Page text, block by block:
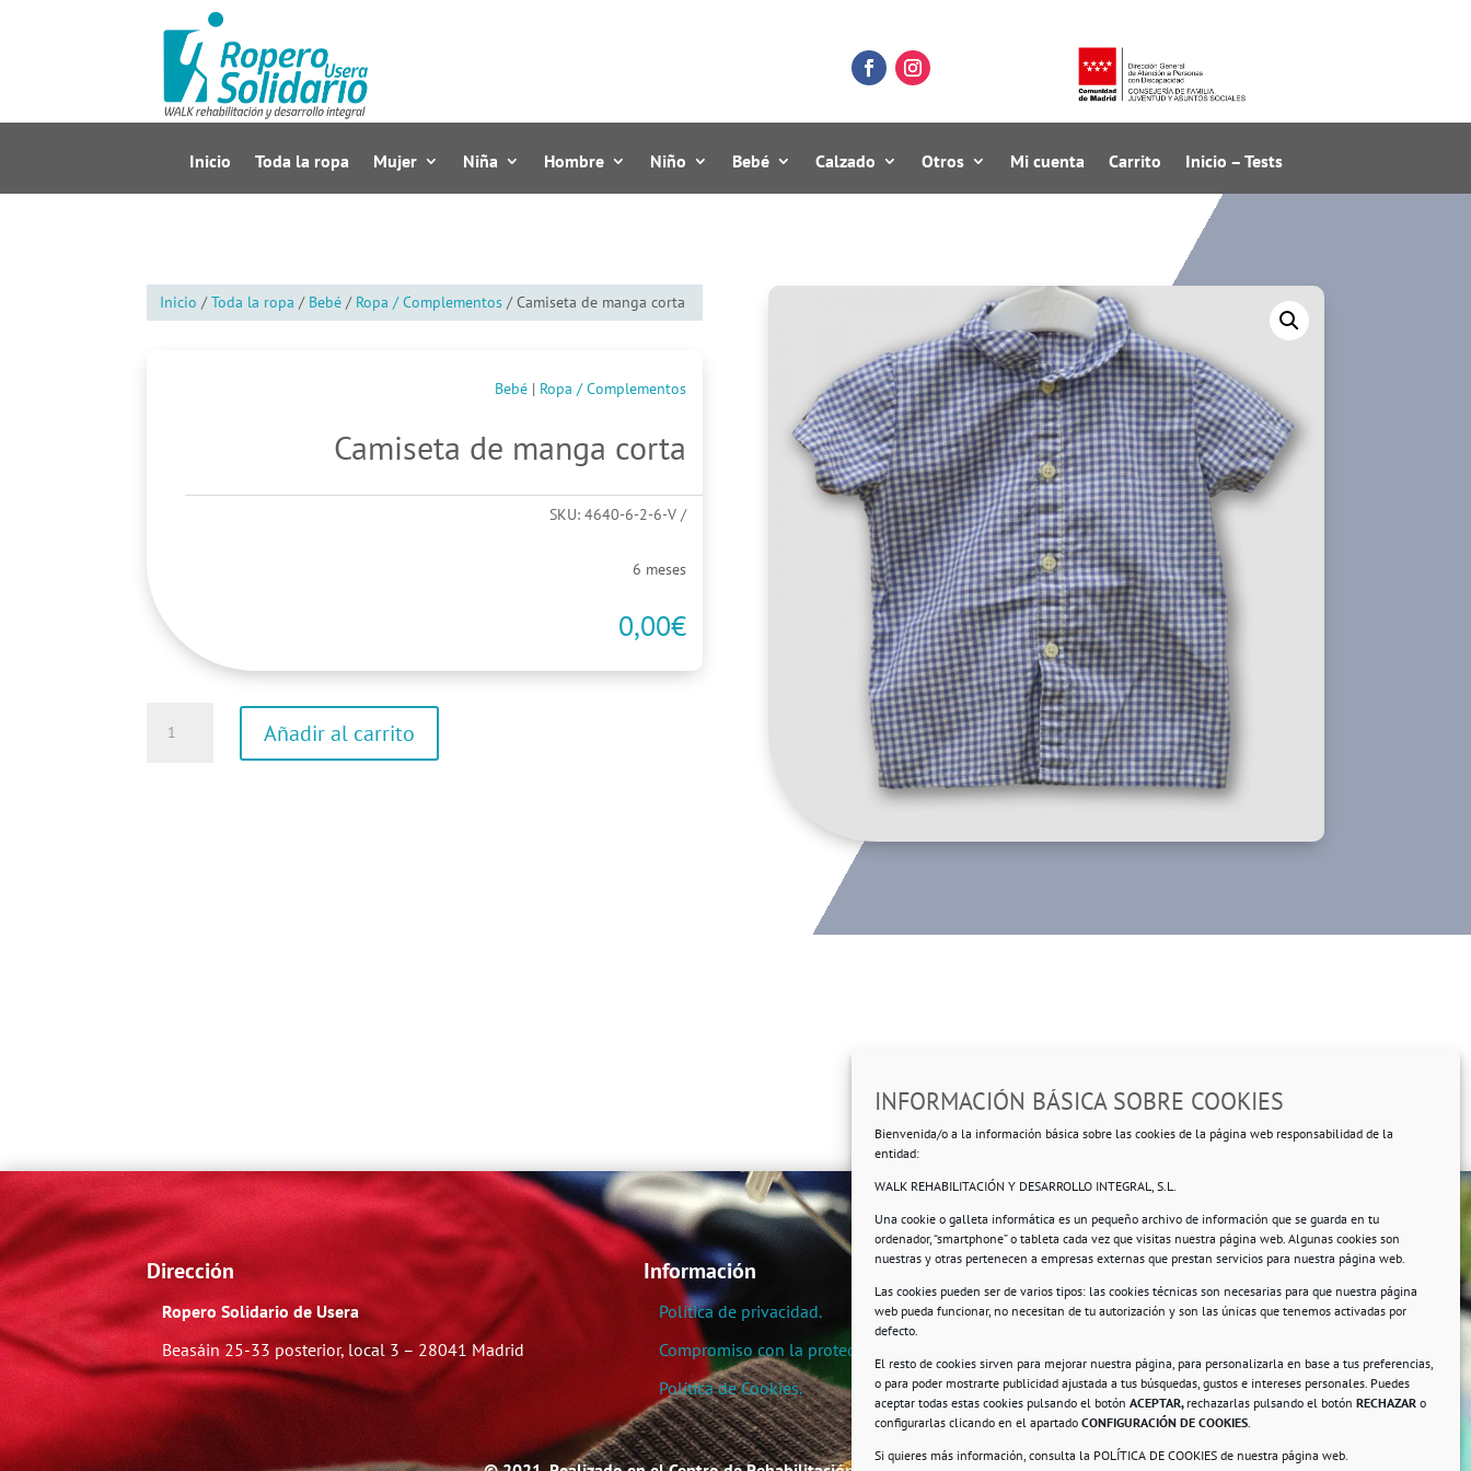
INFORMACIÓN BÁSICA SOBRE COOKIES
Bienvenida/o a la información básica sobre las cookies de la página web responsabilidad de la
entidad:
WALK REHABILITACIÓN Y DESARROLLO INTEGRAL, S.L.
Una cookie o galleta informática es un pequeño archivo de información que se guarda en tu
ordenador, “smartphone” o tableta cada vez que visitas nuestra página web. Algunas cookies son
nuestras y otras pertenecen a empresas externas que prestan servicios para nuestra página web.
Las cookies pueden ser de varios tipos: las cookies técnicas son necesarias para que nuestra página
web pueda funcionar, no necesitan de tu autorización y son las únicas que tenemos activadas por
defecto.
El resto de cookies sirven para mejorar nuestra página, para personalizarla en base a tus preferencias,
o para poder mostrarte publicidad ajustada a tus búsquedas, gustos e intereses personales. Puedes
aceptar todas estas cookies pulsando el botón ACEPTAR, rechazarlas pulsando el botón RECHAZAR o
configurarlas clicando en el apartado CONFIGURACIÓN DE COOKIES.
Si quieres más información, consulta la POLÍTICA DE COOKIES de nuestra página web.
Inicio Toda la ropa Mujer Niña Hombre Niño Bebé Calzado Otros Mi cuenta Carrito Inicio – Tests
Inicio /Toda la ropa / Bebé / Ropa / Complementos / Camiseta de manga corta
Bebé | Ropa / Complementos
Camiseta de manga corta
SKU:4640-6-2-6-V
6 meses
0,00€
Añadir al carrito
Dirección
Ropero Solidario de Usera
Beasáin 25-33 posterior, local 3 – 28041 Madrid
Información
Política de privacidad.
Compromiso con la protección de datos personales.
Política de Cookies.